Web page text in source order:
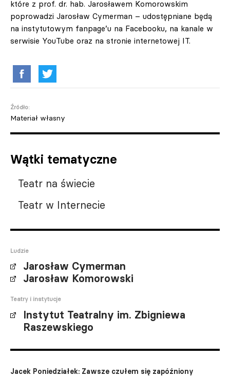
które z prof. dr. hab. Jarosławem Komorowskim
poprowadzi Jarosław Cymerman – udostępniane będą
na instytutowym fanpage’u na Facebooku, na kanale w
serwisie YouTube oraz na stronie internetowej IT.
Źródło:
Materiał własny
Wątki tematyczne
Teatr na świecie
Teatr w Internecie
Ludzie
Jarosław Cymerman
Jarosław Komorowski
Teatry i instytucje
Instytut Teatralny im. Zbigniewa
Raszewskiego
Jacek Poniedziałek: Zawsze czułem się zapóźniony